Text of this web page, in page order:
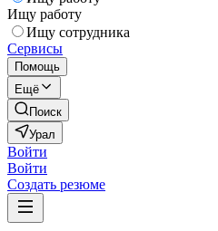
Ищу работу
Ищу сотрудника
Сервисы
Помощь
Ещё
Поиск
Урал
Войти
Войти
Создать резюме